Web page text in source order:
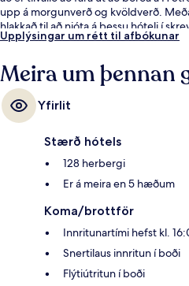
upp á morgunverð og kvöldverð.
hlakkað til að njóta á þessu hóteli í
bar/setustofa, líkamsræktaraðstaða
starfsfólk.
Upplýsingar um rétt til afbókunar
Meira um þennan
Yfirlit
Stærð hótels
128 herbergi
Er á meira en 5 hæðum
Koma/brottför
Innritunartími hefst kl.
Snertilaus innritun í boði
Flýtiútritun í boði